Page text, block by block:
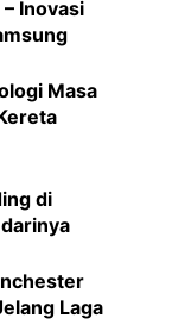
– Inovasi
Masa
di
Laga